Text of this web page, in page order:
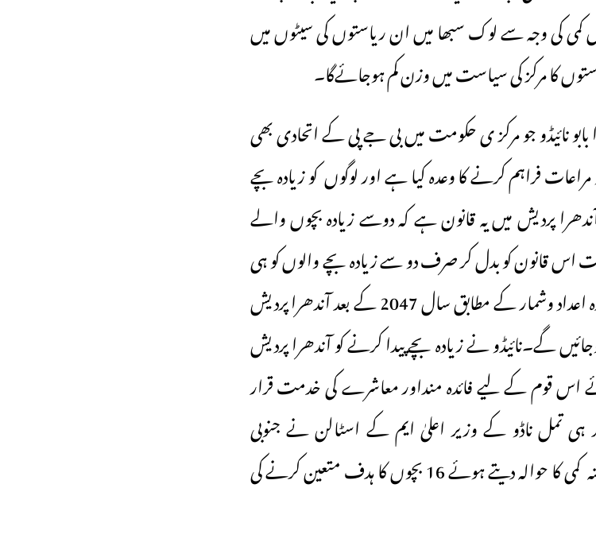
کمی کی وجہ سے لوک سبھا میں ان ریاستوں کی سیٹوں میں
کا مرکز کی سیاست میں وزن کم ہوجائےگا۔
نائیڈو جو مرکز ی حکومت میں بی جے پی کے اتحادی بھی
فراہم کرنے کا وعدہ کیا ہے اور لوگوں کو زیادہ بچے
پردیش میں یہ قانون ہے کہ دوسے زیادہ بچوں والے
اس قانون کو بدل کر صرف دو سے زیادہ بچے والوں کو ہی
الیکشن لڑنے کا اہل قرار دے گی۔ تازہ اعداد وشمار کے مطابق سال 2047 کے بعد آندھرا پردیش
گے۔نائیڈو نے زیادہ بچے پیدا کرنے کو آندھرا پردیش
اس قوم کے لیے فائدہ منداور معاشرے کی خدمت قرار
ہی تمل ناڈو کے وزیر اعلیٰ ایم کے اسٹالن نے جنوبی
ہندوستان کی پارلیمانی نشستوں میں ممکنہ کمی کا حوالہ دیتے ہوئے 16 بچوں کا ہدف متعین کرنے کی